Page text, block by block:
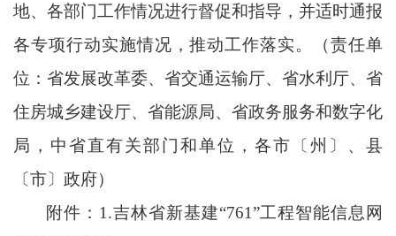
地、各部门工作情况进行督促和指导，并适时通报
各专项行动实施情况，推动工作落实。（责任单
位：省发展改革委、省交通运输厅、省水利厅、省
住房城乡建设厅、省能源局、省政务服务和数字化
局，中省直有关部门和单位，各市〔州〕、县
〔市〕政府）
附件： 1.吉林省新基建“761”工程智能信息网